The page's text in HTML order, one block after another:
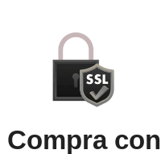
Compra con